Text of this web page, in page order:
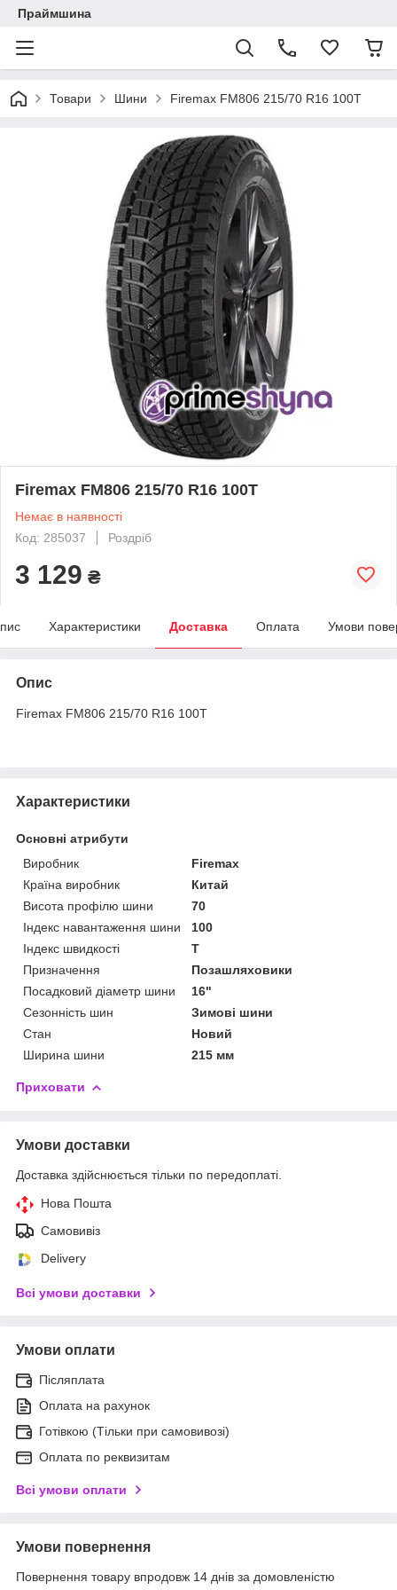
Праймшина
Товари Шини Firemax FM806 215/70 R16 100T
Firemax FM806 215/70 R16 100T
Немає в наявності
Код: 285037
Роздріб
3 129 ₴
Характеристики Доставка Оплата Умови
Опис
Firemax FM806 215/70 R16 100T
Характеристики
Основні атрибути
Виробник
Firemax
Країна виробник
Китай
Висота профілю шини
70
Індекс навантаження шини
100
Індекс швидкості
T
Призначення
Позашляховики
Посадковий діаметр шини
16"
Сезонність шин
Зимові шини
Стан
Новий
Ширина шини
215 мм
Приховати
Умови доставки
Доставка здійснюється тільки по передоплаті.
Нова Пошта
Самовивіз
Delivery
Всі умови доставки
Умови оплати
Післяплата
Оплата на рахунок
Готівкою (Тільки при самовивозі)
Оплата по реквизитам
Всі умови оплати
Умови повернення
Повернення товару впродовж 14 днів за домовленістю